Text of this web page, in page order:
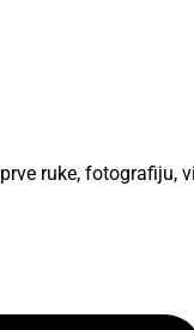
ruke, fotografiju,